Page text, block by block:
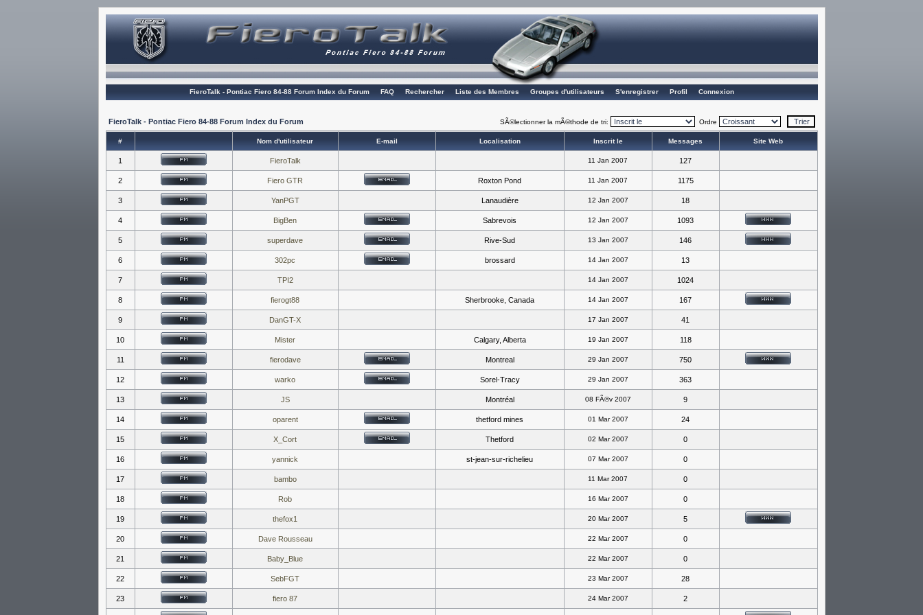
FieroTalk - Pontiac Fiero 84-88 Forum Index du Forum FAQ Rechercher Liste des Membres Groupes d'utilisateurs S'enregistrer Profil Connexion
FieroTalk - Pontiac Fiero 84-88 Forum Index du Forum SÃ©lectionner la mÃ©thode de tri: Ordre
# Nom d'utilisateur E-mail Localisation Inscrit le Messages Site Web
1 FieroTalk 11 Jan 2007 127
2 Fiero GTR Roxton Pond 11 Jan 2007 1175
3 YanPGT Lanaudière 12 Jan 2007 18
4 BigBen Sabrevois 12 Jan 2007 1093
5 superdave Rive-Sud 13 Jan 2007 146
6 302pc brossard 14 Jan 2007 13
7 TPI2 14 Jan 2007 1024
8 fierogt88 Sherbrooke, Canada 14 Jan 2007 167
9 DanGT-X 17 Jan 2007 41
10 Mister Calgary, Alberta 19 Jan 2007 118
11 fierodave Montreal 29 Jan 2007 750
12 warko Sorel-Tracy 29 Jan 2007 363
13 JS Montréal 08 FÃ©v 2007 9
14 oparent thetford mines 01 Mar 2007 24
15 X_Cort Thetford 02 Mar 2007 0
16 yannick st-jean-sur-richelieu 07 Mar 2007 0
17 bambo 11 Mar 2007 0
18 Rob 16 Mar 2007 0
19 thefox1 20 Mar 2007 5
20 Dave Rousseau 22 Mar 2007 0
21 Baby_Blue 22 Mar 2007 0
22 SebFGT 23 Mar 2007 28
23 fiero 87 24 Mar 2007 2